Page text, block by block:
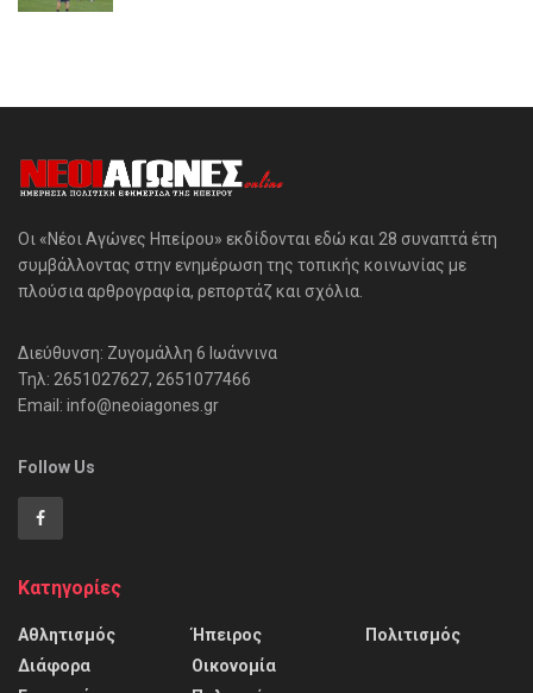
Οι «Νέοι Αγώνες Ηπείρου» εκδίδονται εδώ και 28 συναπτά έτη
συμβάλλοντας στην ενημέρωση της τοπικής κοινωνίας με
πλούσια αρθρογραφία, ρεπορτάζ και σχόλια.
Διεύθυνση: Ζυγομάλλη 6 Ιωάννινα
Τηλ: 2651027627, 2651077466
Email: info@neoiagones.gr
Follow Us
Κατηγορίες
Αθλητισμός
Διάφορα
Ήπειρος
Οικονομία
Πολιτισμός